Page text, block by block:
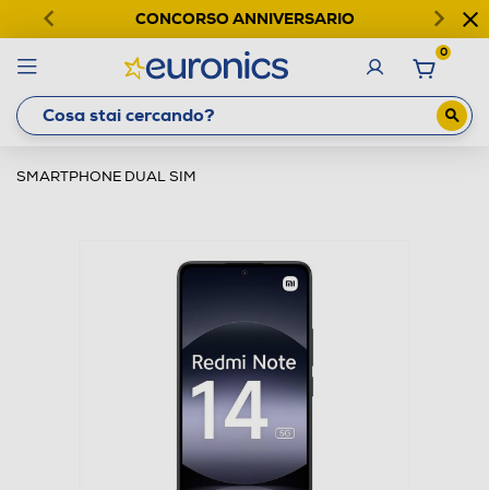
CONCORSO ANNIVERSARIO
0
SMARTPHONE DUAL SIM